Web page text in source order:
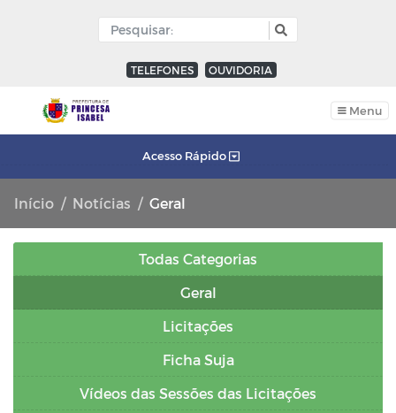
TELEFONES OUVIDORIA
Menu
Acesso Rápido
Início Notícias Geral
Todas Categorias
Geral
Licitações
Ficha Suja
Vídeos das Sessões das Licitações